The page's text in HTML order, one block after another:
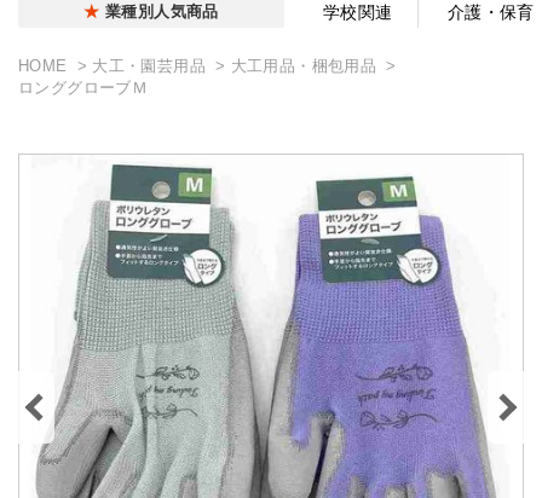
業種別人気商品 学校関連 介護・保育
HOME 大工・園芸用品
大工用品・梱包用品
ロンググローブＭ